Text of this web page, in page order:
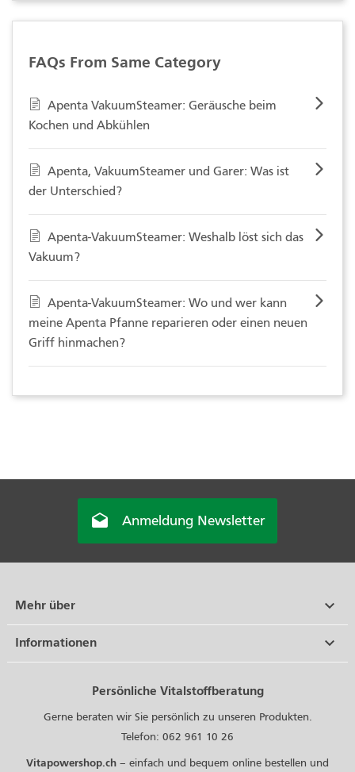
FAQs From Same Category
Apenta VakuumSteamer: Geräusche beim
Kochen und Abkühlen
Apenta, VakuumSteamer und Garer: Was ist
der Unterschied?
Apenta-VakuumSteamer: Weshalb löst sich das
Vakuum?
Apenta-VakuumSteamer: Wo und wer kann
meine Apenta Pfanne reparieren oder einen neuen
Griff hinmachen?
 Anmeldung Newsletter
Mehr über 
Informationen 
Persönliche Vitalstoffberatung
Gerne beraten wir Sie persönlich zu unseren Produkten.
Telefon: 062 961 10 26
Vitapowershop.ch – einfach und bequem online bestellen und